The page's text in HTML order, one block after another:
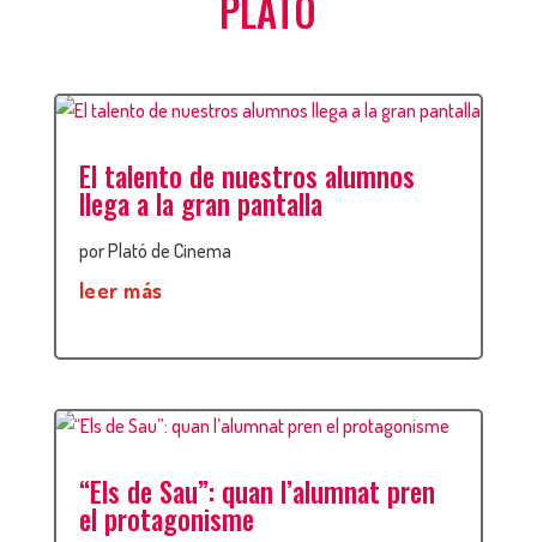
El talento de nuestros alumnos
llega a la gran pantalla
porPlató de Cinema
leer más
“Els de Sau”: quan l’alumnat pren
el protagonisme